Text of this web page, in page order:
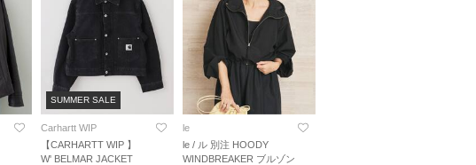
SUMMER SALE
Carhartt WIP
【CARHARTT WIP 】
W' BELMAR JACKET
le
le / ル 別注 HOODY
WINDBREAKER ブルゾン